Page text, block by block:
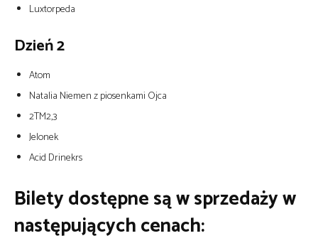
Luxtorpeda
Dzień 2
Atom
Natalia Niemen z piosenkami Ojca
2TM2,3
Jelonek
Acid Drinekrs
Bilety dostępne są w sprzedaży w
następujących cenach: